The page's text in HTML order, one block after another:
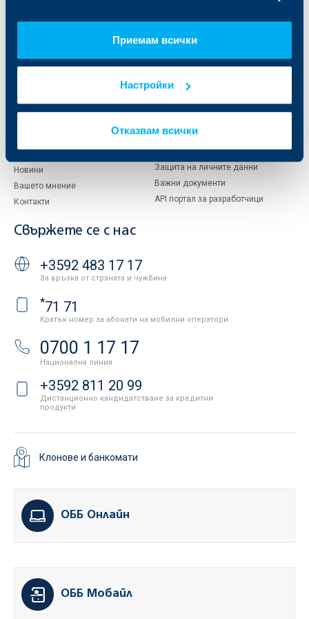
Приемам всички
Настройки
Отказвам всички
Управление
Тарифи и общи условия
Новини
Вашето мнение
Контакти
ОББ Пенсионно осигуряване
ОББ Асет мениджмънт
Продажба на имоти
Условия за ползване на сайта
Бисквитки
Защита на личните данни
Важни документи
API портал за разработчици
Свържете се с нас
+3592 483 17 17
За връзка от страната и чужбина
*71 71
Кратък номер за абонати на мобилни оператори
0700 1 17 17
Национална линия
+3592 811 20 99
Дистанционно кандидатстване за кредитни
продукти
Клонове и банкомати
ОББ Онлайн
ОББ Мобайл